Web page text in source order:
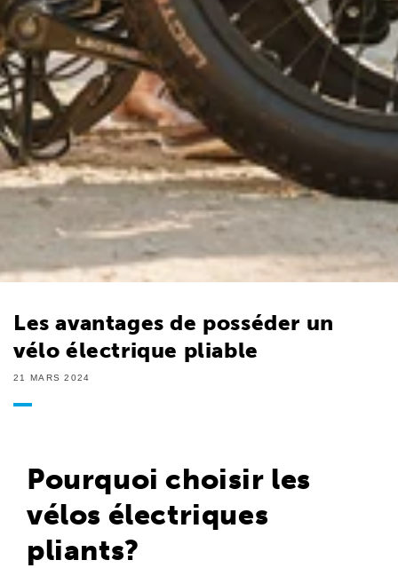
Les avantages de posséder un
vélo électrique pliable
21 MARS 2024
Pourquoi choisir les
vélos électriques
pliants?